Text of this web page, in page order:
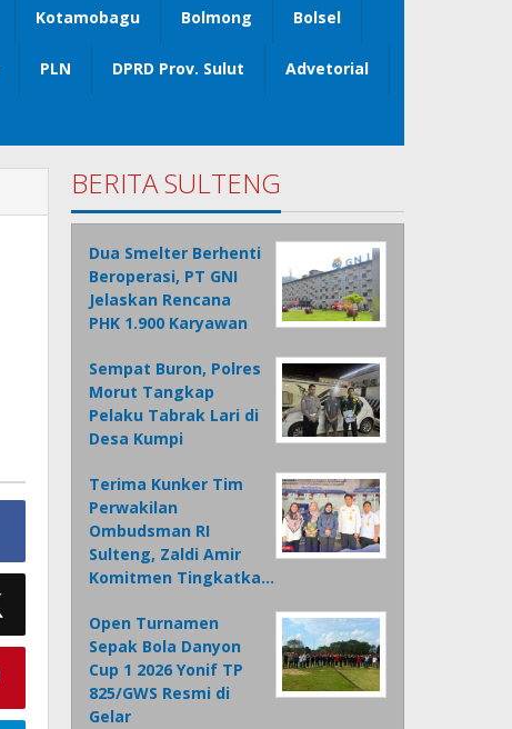
Kotamobagu Bolmong Bolsel
PLN DPRD Prov. Sulut Advetorial
BERITA SULTENG
Dua Smelter Berhenti
Beroperasi, PT GNI
Jelaskan Rencana
PHK 1.900 Karyawan
Sempat Buron, Polres
Morut Tangkap
Pelaku Tabrak Lari di
Desa Kumpi
Terima Kunker Tim
Perwakilan
Ombudsman RI
Sulteng, Zaldi Amir
Komitmen Tingkatka…
Open Turnamen
Sepak Bola Danyon
Cup 1 2026 Yonif TP
825/GWS Resmi di
Gelar